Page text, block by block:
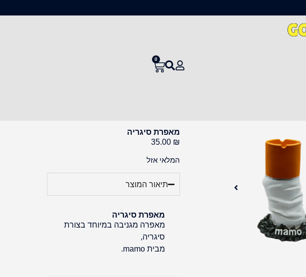
0
מאפרת סיגריה
35.00 ₪
המלאי אזל
תיאור המוצר
מאפרת סיגריה
מאפרה מגניבה במיוחד בצורת
סיגריה,
מבית mamo.